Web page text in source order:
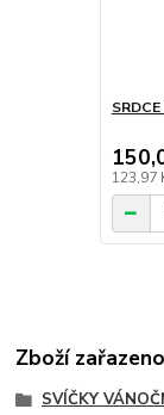
123,97
Zboží
SVÍČKY